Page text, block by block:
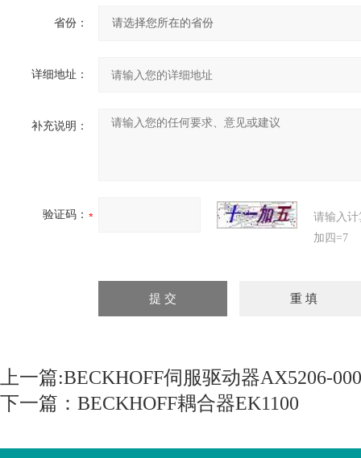
省份：
详细地址：
补充说明：
验证码：
请输入
加四=7
上一篇:BECKHOFF伺服驱动器AX5206-
下一篇： BECKHOFF耦合器EK1100